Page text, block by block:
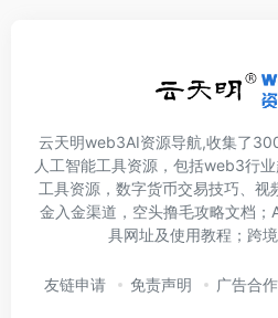
云天明web3AI资源导航,收集了
人工智能工具资源，包括web3行业
工具资源，数字货币交易技巧、视
金入金渠道，空头撸毛攻略文档；
具网址及使用教程；跨境
友链申请 免责声明 广告合作